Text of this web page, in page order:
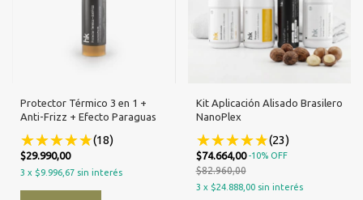
Protector Térmico 3 en 1 +
Anti-Frizz + Efecto Paraguas
(18)
$29.990,00
3 x $9.996,67 sin interés
Kit Aplicación Alisado Brasilero
NanoPlex
(23)
$74.664,00-10% OFF
$82.960,00
3 x $24.888,00 sin interés